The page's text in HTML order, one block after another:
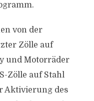
von der
Zölle auf
und Motorräder
Zölle auf Stahl
Aktivierung des